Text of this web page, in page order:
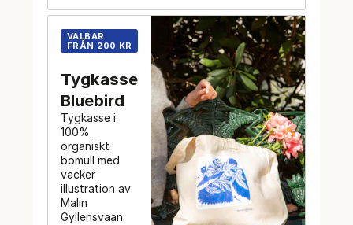
VALBAR
FRÅN 200 KR
Tygkasse
Bluebird
Tygkasse i
100%
organiskt
bomull med
vacker
illustration av
Malin
Gyllensvaan.